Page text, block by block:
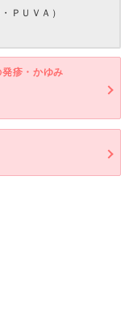
ＰＵＶＡ）
発疹・かゆみ